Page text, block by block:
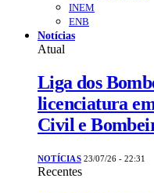
INEM
ENB
Notícias
Atual
Liga dos
licenciatura
Civil e
NOTÍCIAS 23/07/26 - 22:31
Recentes